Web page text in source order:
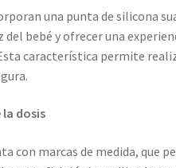
una punta de silicona
del bebé y ofrecer una
característica permite
dosis
con marcas de medida, que